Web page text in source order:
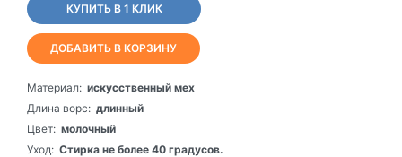
КУПИТЬ В 1 КЛИК
ДОБАВИТЬ В КОРЗИНУ
Материал: искусственный мех
Длина ворс: длинный
Цвет: молочный
Уход: Стирка не более 40 градусов.